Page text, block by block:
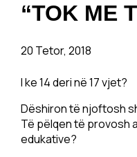
“TOK ME
20 Tetor, 2018
I ke 14 deri në 17 vjet?
Dëshiron të njoftosh
Të pëlqen të provosh
edukative?